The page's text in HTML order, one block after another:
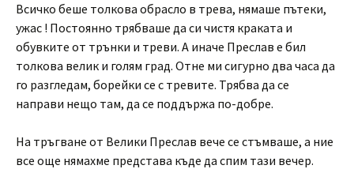
Всичко беше толкова обрасло в трева, нямаше пътеки,
ужас ! Постоянно трябваше да си чистя краката и
обувките от трънки и треви. А иначе Преслав е бил
толкова велик и голям град. Отне ми сигурно два часа да
го разгледам, борейки се с тревите. Трябва да се
направи нещо там, да се поддържа по-добре.
На тръгване от Велики Преслав вече се стъмваше, а ние
все още нямахме представа къде да спим тази вечер.